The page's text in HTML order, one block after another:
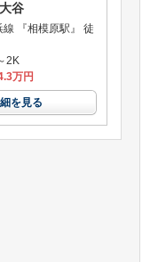
谷
『相模原駅』 徒
2K
万円
を見る